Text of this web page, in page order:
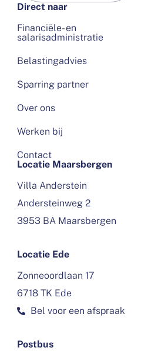
Direct naar
Financiële- en
salarisadministratie
Belastingadvies
Sparring partner
Over ons
Werken bij
Contact
Locatie Maarsbergen
Villa Anderstein
Andersteinweg 2
3953 BA Maarsbergen
Locatie Ede
Zonneoordlaan 17
6718 TK Ede
Bel voor een afspraak
Postbus